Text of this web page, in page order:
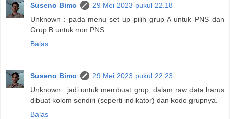
Suseno Bimo
29 Mei 2023 pukul 22.18
Unknown : pada menu set up pilih grup A untuk PNS dan
Grup B untuk non PNS
Balas
Suseno Bimo
29 Mei 2023 pukul 22.23
Unknown : jadi untuk membuat grup, dalam raw data harus
dibuat kolom sendiri (seperti indikator) dan kode grupnya.
Balas